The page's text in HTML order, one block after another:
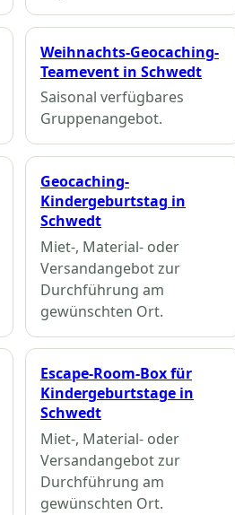
Weihnachts-Geocaching-
Teamevent in Schwedt
Saisonal verfügbares
Gruppenangebot.
Geocaching-
Kindergeburtstag in
Schwedt
Miet-, Material- oder
Versandangebot zur
Durchführung am
gewünschten Ort.
Escape-Room-Box für
Kindergeburtstage in
Schwedt
Miet-, Material- oder
Versandangebot zur
Durchführung am
gewünschten Ort.